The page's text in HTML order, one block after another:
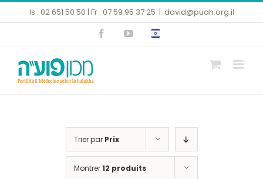
Ouvrir la barre d’outils
to
Is : 02 651 50 50 | Fr : 07 59 95 37 25 | david@puah.org.il
FacebookYouTube
Trier par Prix
Montrer12 produits